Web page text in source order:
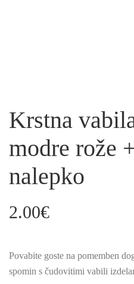
Krstna
modre rože
nalepko
2.00€
Povabite goste na pomemben
spomin s čudovitimi vabili